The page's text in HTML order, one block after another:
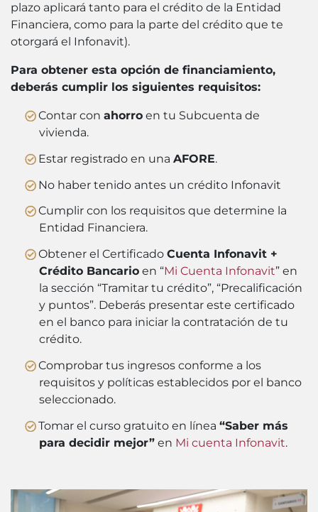
plazo aplicará tanto para el crédito de la Entidad
Financiera, como para la parte del crédito que te
otorgará el Infonavit).
Para obtener esta opción de financiamiento,
deberás cumplir los siguientes requisitos:
Contar con ahorro en tu Subcuenta de
vivienda.
Estar registrado en una AFORE.
No haber tenido antes un crédito Infonavit
Cumplir con los requisitos que determine la
Entidad Financiera.
Obtener el Certificado Cuenta Infonavit +
Crédito Bancario en “Mi Cuenta Infonavit” en
la sección “Tramitar tu crédito”, “Precalificación
y puntos”. Deberás presentar este certificado
en el banco para iniciar la contratación de tu
crédito.
Comprobar tus ingresos conforme a los
requisitos y políticas establecidos por el banco
seleccionado.
Tomar el curso gratuito en línea “Saber más
para decidir mejor” en Mi cuenta Infonavit.